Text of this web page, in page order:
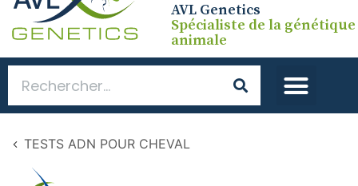
AVL Genetics
Spécialiste de la génétique
animale
TESTS ADN POUR CHEVAL